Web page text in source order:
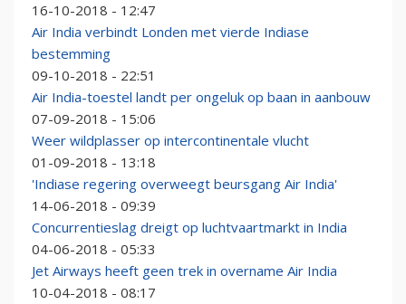
16-10-2018 - 12:47
Air India verbindt Londen met vierde Indiase
bestemming
09-10-2018 - 22:51
Air India-toestel landt per ongeluk op baan in aanbouw
07-09-2018 - 15:06
Weer wildplasser op intercontinentale vlucht
01-09-2018 - 13:18
'Indiase regering overweegt beursgang Air India'
14-06-2018 - 09:39
Concurrentieslag dreigt op luchtvaartmarkt in India
04-06-2018 - 05:33
Jet Airways heeft geen trek in overname Air India
10-04-2018 - 08:17